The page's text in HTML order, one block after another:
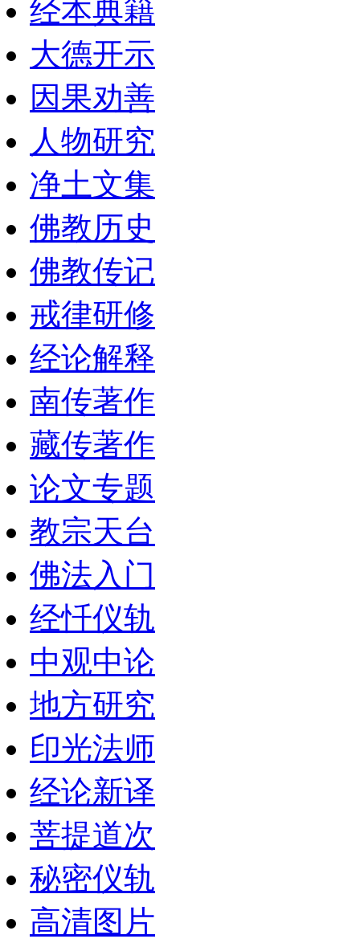
经本典籍
大德开示
因果劝善
人物研究
净土文集
佛教历史
佛教传记
戒律研修
经论解释
南传著作
藏传著作
论文专题
教宗天台
佛法入门
经忏仪轨
中观中论
地方研究
印光法师
经论新译
菩提道次
秘密仪轨
高清图片